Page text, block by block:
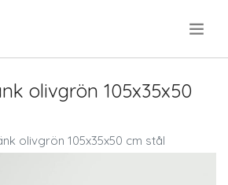
olivgrön 105x35x50
olivgrön 105x35x50 cm stål